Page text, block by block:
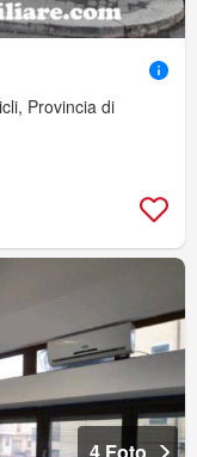
Provincia di
4 Foto